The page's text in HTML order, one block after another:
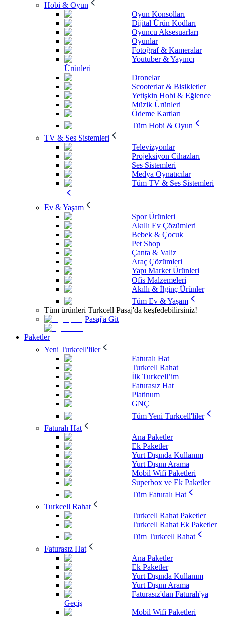
Hobi & Oyun
Oyun Konsolları
Dijital Ürün Kodları
Oyuncu Aksesuarları
Oyunlar
Fotoğraf & Kameralar
Youtuber & Yayıncı
Ürünleri
Dronelar
Scooterlar & Bisikletler
Yetişkin Hobi & Eğlence
Müzik Ürünleri
Ödeme Kartları
Tüm Hobi & Oyun
TV & Ses Sistemleri
Televizyonlar
Projeksiyon Cihazları
Ses Sistemleri
Medya Oynatıcılar
Tüm TV & Ses Sistemleri
Ev & Yaşam
Spor Ürünleri
Akıllı Ev Çözümleri
Bebek & Çocuk
Pet Shop
Çanta & Valiz
Araç Çözümleri
Yapı Market Ürünleri
Ofis Malzemeleri
Akıllı & İlginç Ürünler
Tüm Ev & Yaşam
Tüm ürünleri Turkcell Pasaj'da keşfedebilirsiniz!
Pasaj'a Git
Paketler
Yeni Turkcell'liler
Faturalı Hat
Turkcell Rahat
İlk Turkcell’im
Faturasız Hat
Platinum
GNÇ
Tüm Yeni Turkcell'liler
Faturalı Hat
Ana Paketler
Ek Paketler
Yurt Dışında Kullanım
Yurt Dışını Arama
Mobil Wifi Paketleri
Superbox ve Ek Paketler
Tüm Faturalı Hat
Turkcell Rahat
Turkcell Rahat Paketler
Turkcell Rahat Ek Paketler
Tüm Turkcell Rahat
Faturasız Hat
Ana Paketler
Ek Paketler
Yurt Dışında Kullanım
Yurt Dışını Arama
Faturasız'dan Faturalı'ya
Geçiş
Mobil Wifi Paketleri